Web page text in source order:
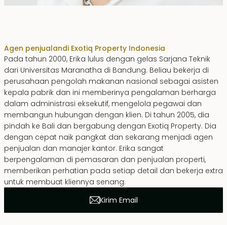
Agen penjualandi Exotiq Property Indonesia
Pada tahun 2000, Erika lulus dengan gelas Sarjana Teknik
dari Universitas Maranatha di Bandung. Beliau bekerja di
perusahaan pengolah makanan nasional sebagai asisten
kepala pabrik dan ini memberinya pengalaman berharga
dalam administrasi eksekutif, mengelola pegawai dan
membangun hubungan dengan klien. Di tahun 2005, dia
pindah ke Bali dan bergabung dengan Exotiq Property. Dia
dengan cepat naik pangkat dan sekarang menjadi agen
penjualan dan manajer kantor. Erika sangat
berpengalaman di pemasaran dan penjualan properti,
memberikan perhatian pada setiap detail dan bekerja extra
untuk membuat kliennya senang.
Kirim Email